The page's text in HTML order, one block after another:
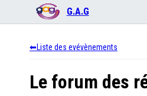
G.A.G
Liste des evévènements
Le forum des